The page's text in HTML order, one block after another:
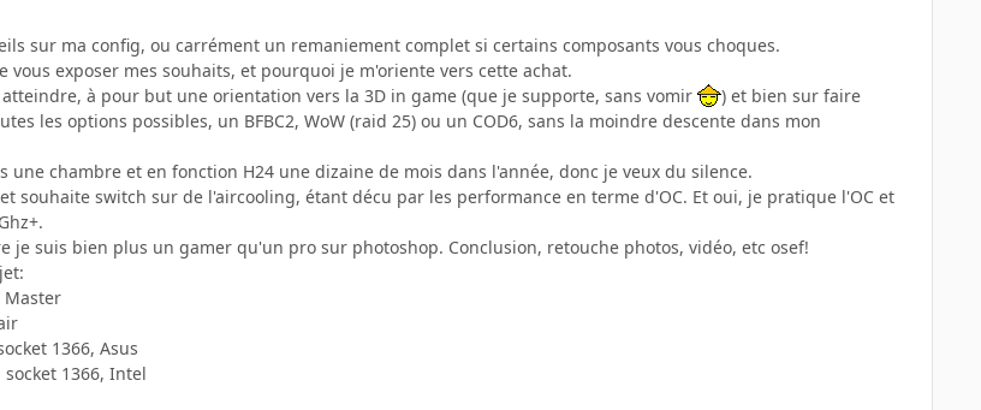
sur ma config, ou carrément un remaniement complet si certains composants vous choques.
exposer mes souhaits, et pourquoi je m'oriente vers cette achat.
à pour but une orientation vers la 3D in game (que je supporte, sans vomir
) et bien sur faire
les options possibles, un BFBC2, WoW (raid 25) ou un COD6, sans la moindre descente dans mon
une chambre et en fonction H24 une dizaine de mois dans l'année, donc je veux du silence.
souhaite switch sur de l'aircooling, étant décu par les performance en terme d'OC. Et oui, je pratique l'OC et
je suis bien plus un gamer qu'un pro sur photoshop. Conclusion, retouche photos, vidéo, etc osef!
Master
1366, Asus
socket 1366, Intel